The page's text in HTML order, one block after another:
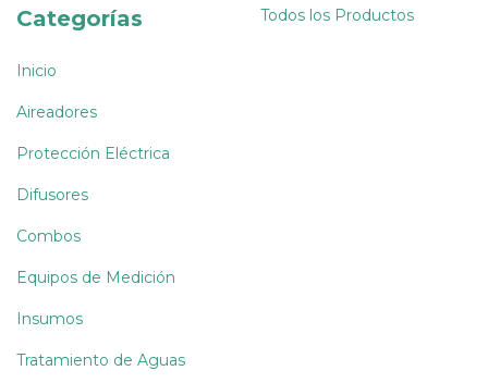
Categorías
Inicio
Aireadores
Protección Eléctrica
Difusores
Combos
Equipos de Medición
Insumos
Tratamiento de Aguas
Todos los Productos